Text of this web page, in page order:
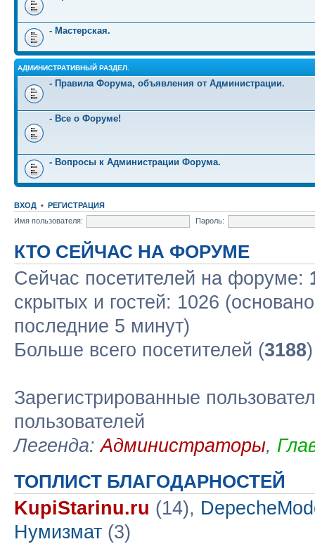
- Мастерская.
АДМИНИСТРАТИВНЫЙ РАЗДЕЛ.
- Правила Форума, объявления от Администрации.
- Все о Форуме!
- Вопросы к Администрации Форума.
ВХОД • РЕГИСТРАЦИЯ
Имя пользователя:
Пароль:
КТО СЕЙЧАС НА ФОРУМЕ
Сейчас посетителей на форуме:
скрытых и гостей: 1026
последние 5 минут)
Больше всего посетителей (3188
Зарегистрированные
пользователей
Легенда:Администраторы,
ТОПЛИСТ БЛАГОДАРНОСТЕЙ
KupiStarinu.ru (14),
Нумизмат (3)